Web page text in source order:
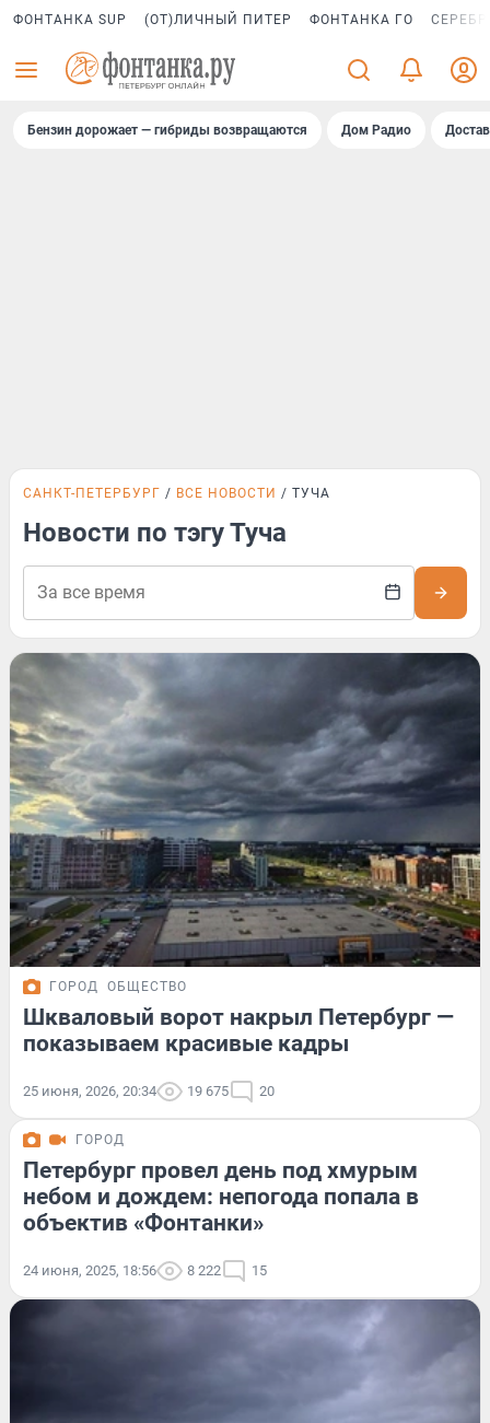
ФОНТАНКА SUP (ОТ)ЛИЧНЫЙ ПИТЕР ФОНТАНКА ГО
Бензин дорожает — гибриды возвращаются Дом Радио
САНКТ-ПЕТЕРБУРГ ВСЕ НОВОСТИ ТУЧА
Новости по тэгу Туча
ГОРОД ОБЩЕСТВО
Шкваловый ворот накрыл Петербург —
показываем красивые кадры
25 июня, 2026, 20:34 19 675 20
ГОРОД
Петербург провел день под хмурым
небом и дождем: непогода попала в
объектив «Фонтанки»
24 июня, 2025, 18:56 8 222 15